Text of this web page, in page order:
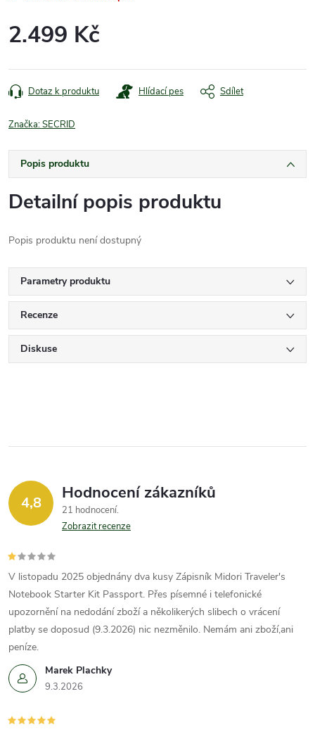
2.499 Kč
cena:
Dotaz k produktu Hlídací pes Sdílet
Značka:SECRID
Popis produktu
Detailní popis produktu
Popis produktu není dostupný
Parametry produktu
Recenze
Diskuse
4,8 Hodnocení zákazníků
21 hodnocení
Zobrazit recenze
Marek Plachky
9.3.2026
V listopadu 2025 objednány dva kusy Zápisník Midori Traveler's
Notebook Starter Kit Passport. Přes písemné i telefonické
upozornění na nedodání zboží a několikerých slibech o vrácení
platby se doposud (9.3.2026) nic nezměnilo. Nemám ani zboží,ani
peníze.